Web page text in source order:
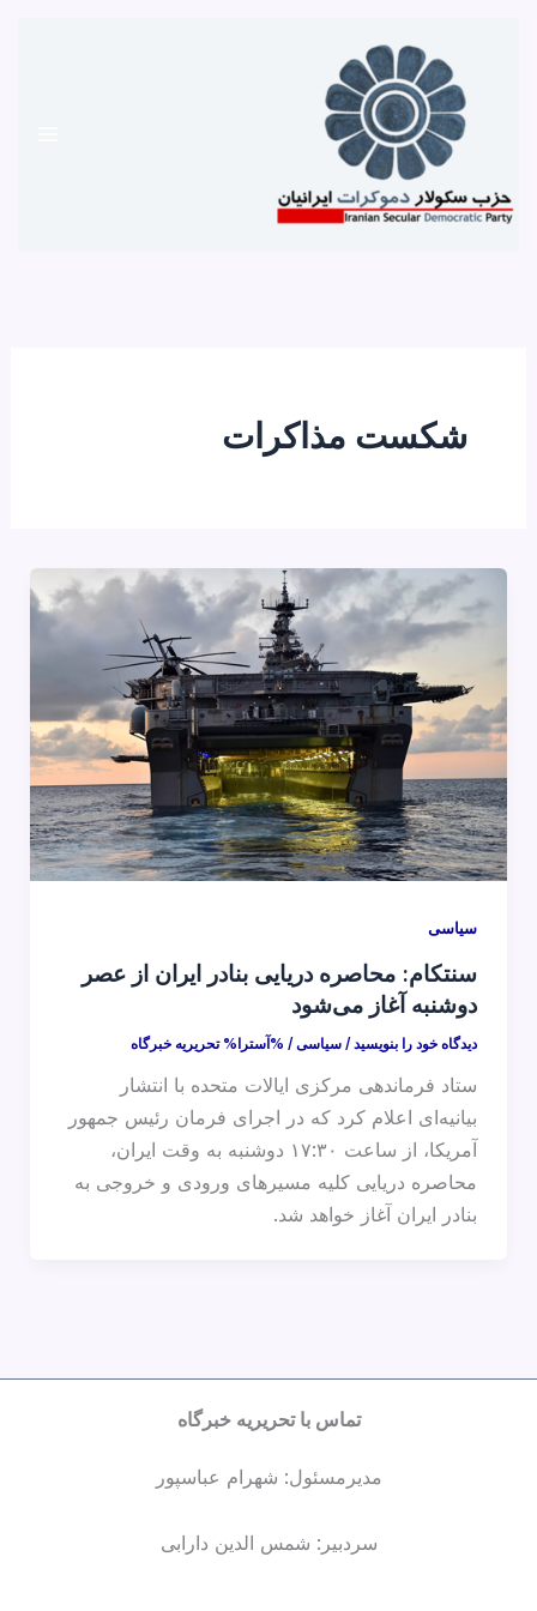
شکست مذاکرات
سیاسی
سنتکام: محاصره دریایی بنادر ایران از عصر
دوشنبه آغاز می‌شود
دیدگاه‌ خود را بنویسید / سیاسی/ %آسترا% تحریریه خبرگاه
ستاد فرماندهی مرکزی ایالات متحده با انتشار
بیانیه‌ای اعلام کرد که در اجرای فرمان رئیس ‌جمهور
آمریکا، از ساعت ۱۷:۳۰ دوشنبه به وقت ایران،
محاصره دریایی کلیه مسیرهای ورودی و خروجی به
بنادر ایران آغاز خواهد شد.
تماس با تحریریه خبرگاه
مدیرمسئول: شهرام عباسپور
سردبیر: شمس الدین دارابی